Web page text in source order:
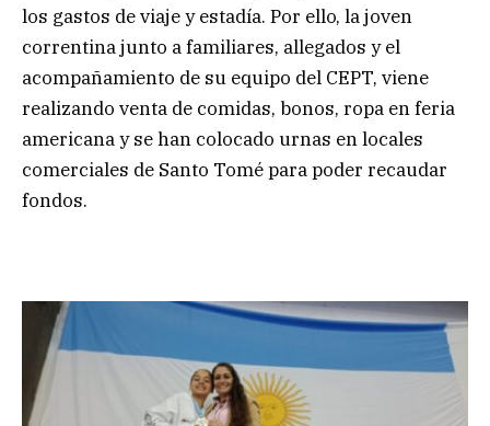
los gastos de viaje y estadía. Por ello, la joven
correntina junto a familiares, allegados y el
acompañamiento de su equipo del CEPT, viene
realizando venta de comidas, bonos, ropa en feria
americana y se han colocado urnas en locales
comerciales de Santo Tomé para poder recaudar
fondos.